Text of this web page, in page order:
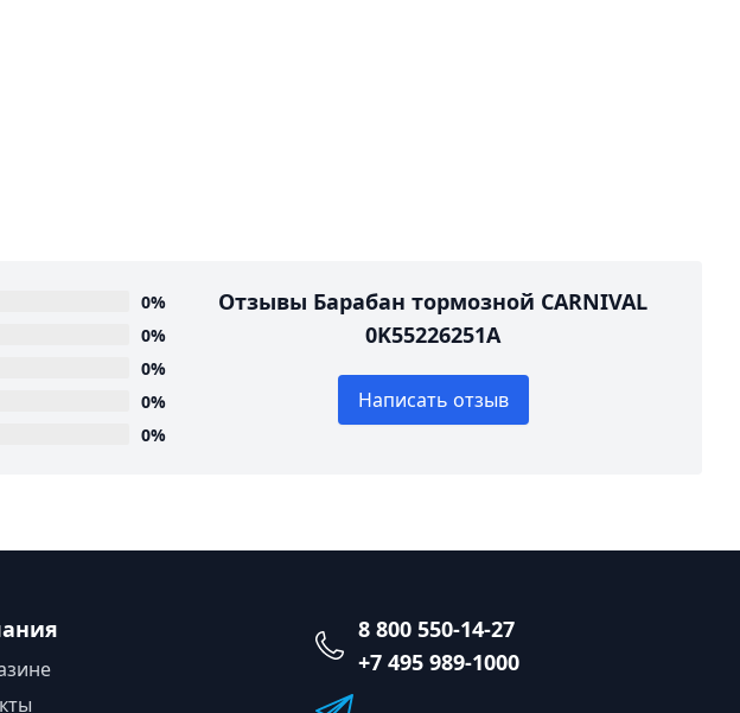
0%
0%
0%
0%
0%
Отзывы Барабан тормозной CARNIVAL
0K55226251A
Написать отзыв
8 800 550-14-27
+7 495 989-1000